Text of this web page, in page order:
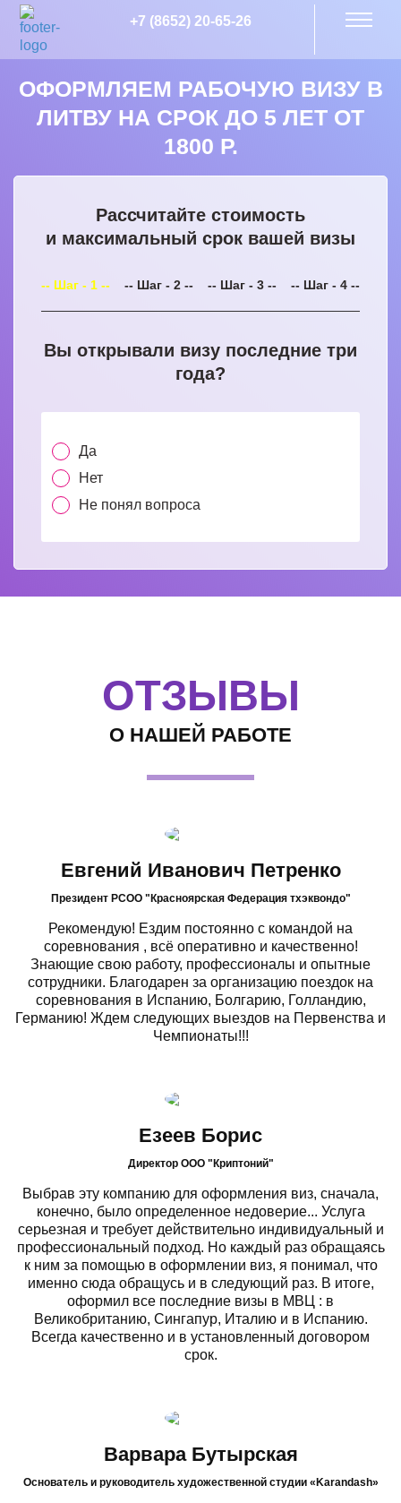
+7 (8652) 20-65-26
ОФОРМЛЯЕМ РАБОЧУЮ ВИЗУ В
ЛИТВУ НА СРОК ДО 5 ЛЕТ ОТ
1800 Р.
Рассчитайте стоимость
и максимальный срок вашей визы
-- Шаг - 1 -- -- Шаг - 2 -- -- Шаг - 3 -- -- Шаг - 4 --
Вы открывали визу последние три
года?
Да
Нет
Не понял вопроса
ОТЗЫВЫ
О НАШЕЙ РАБОТЕ
Евгений Иванович Петренко
Президент РСОО "Красноярская Федерация тхэквондо"
Рекомендую! Ездим постоянно с командой на
соревнования , всё оперативно и качественно!
Знающие свою работу, профессионалы и опытные
сотрудники. Благодарен за организацию поездок на
соревнования в Испанию, Болгарию, Голландию,
Германию! Ждем следующих выездов на Первенства и
Чемпионаты!!!
Езеев Борис
Директор ООО "Криптоний"
Выбрав эту компанию для оформления виз, сначала,
конечно, было определенное недоверие... Услуга
серьезная и требует действительно индивидуальный и
профессиональный подход. Но каждый раз обращаясь
к ним за помощью в оформлении виз, я понимал, что
именно сюда обращусь и в следующий раз. В итоге,
оформил все последние визы в МВЦ : в
Великобританию, Сингапур, Италию и в Испанию.
Всегда качественно и в установленный договором
срок.
Варвара Бутырская
Основатель и руководитель художественной студии «Karandash»